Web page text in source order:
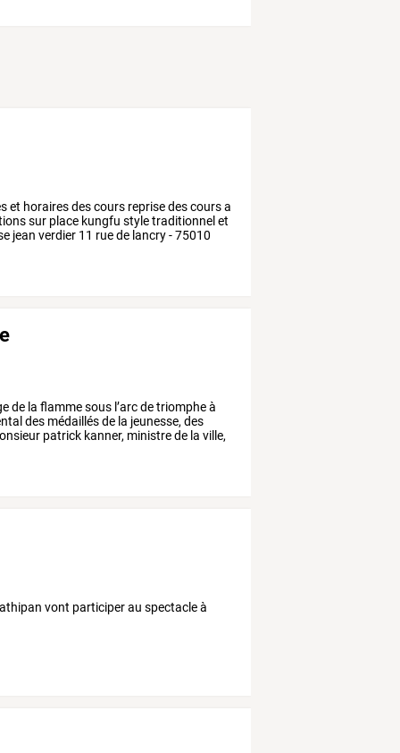
et horairesdescours reprisedescoursa
sur place kungfu styletraditionnel et
jean verdier 11 ruede lancry-75010
de la flammesous l’arcdetriompheà
des médaillésde la jeunesse, des
patrick kanner, ministrede la ville,
vont participer au spectacle à